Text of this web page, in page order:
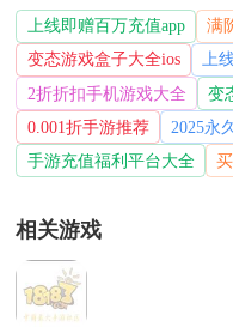
上线即赠百万充值app
满
变态游戏盒子大全ios
上
2折折扣手机游戏大全
变
0.001折手游推荐
2025永
手游充值福利平台大全
相关游戏